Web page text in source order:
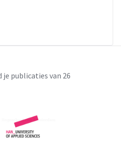
je publicaties van 26